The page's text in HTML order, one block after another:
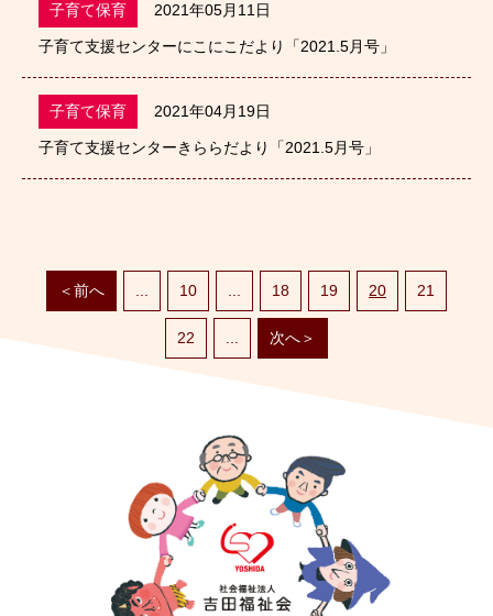
子育て保育 2021年05月11日
子育て支援センターにこにこだより「2021.5月号」
子育て保育 2021年04月19日
子育て支援センターきららだより「2021.5月号」
＜前へ 10 18 19 20 21
22 次へ＞